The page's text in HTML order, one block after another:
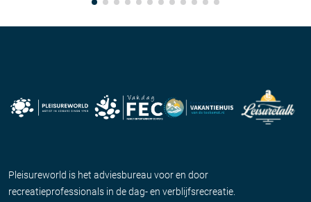
Pleisureworld is het adviesbureau voor en door
recreatieprofessionals in de dag- en verblijfsrecreatie.